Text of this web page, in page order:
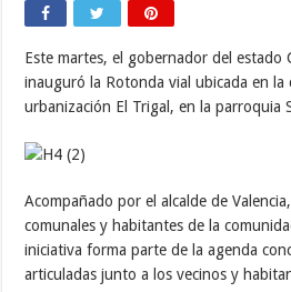
Este martes, el gobernador del estado
inauguró la Rotonda vial ubicada en la
urbanización El Trigal, en la parroquia
Acompañado por el alcalde de
comunales y habitantes de la
iniciativa forma parte de la agenda
articuladas junto a los vecinos y